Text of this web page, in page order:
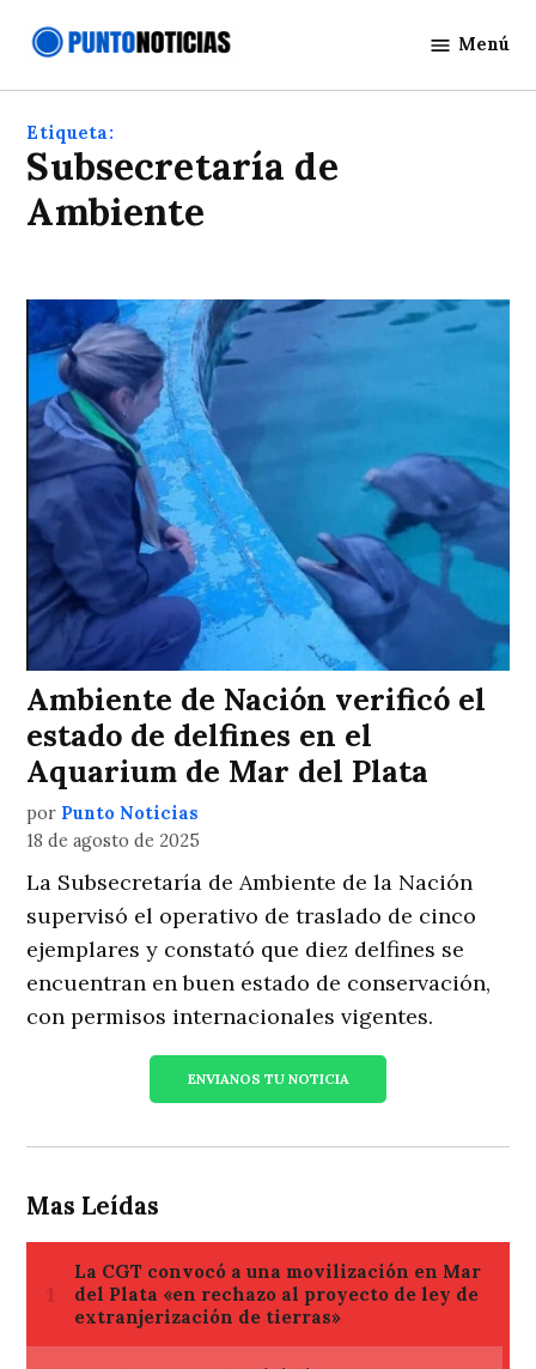
Noticias
Menú
Etiqueta:
Subsecretaría de
Ambiente
Ambiente de Nación verificó el
estado de delfines en el
Aquarium de Mar del Plata
por Punto Noticias
18 de agosto de 2025
La Subsecretaría de Ambiente de la Nación
supervisó el operativo de traslado de cinco
ejemplares y constató que diez delfines se
encuentran en buen estado de conservación,
con permisos internacionales vigentes.
ENVIANOS TU NOTICIA
Mas Leídas